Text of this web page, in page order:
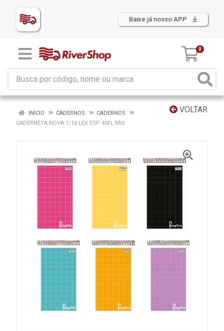
Baixe já nosso APP
0
VOLTAR
INÍCIO CADERNOS
CADERNOS
CADERNETA NOVA 1/16 LEX ESP 40FL MIX